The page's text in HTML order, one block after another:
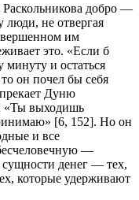
добро —
люди, не отвергая
им
это. «Если б
минуту и остаться
он почел бы себя
Дуню
«Ты выходишь
[6, 152]. Но он
и все
—
сущности денег — тех,
которые удерживают